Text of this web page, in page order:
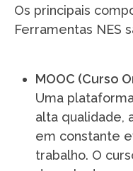
Os principais
Ferramentas NES
MOOC (Curso
Uma
alta qualidade,
em constante
trabalho. O